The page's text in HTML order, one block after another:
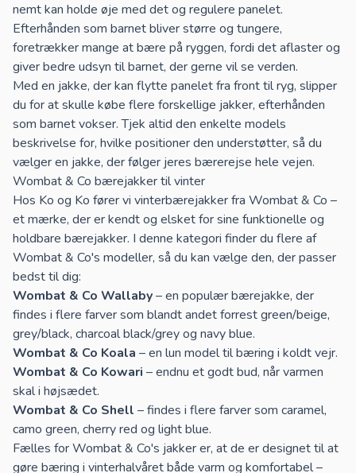
nemt kan holde øje med det og regulere panelet.
Efterhånden som barnet bliver større og tungere,
foretrækker mange at bære på ryggen, fordi det aflaster og
giver bedre udsyn til barnet, der gerne vil se verden.
Med en jakke, der kan flytte panelet fra front til ryg, slipper
du for at skulle købe flere forskellige jakker, efterhånden
som barnet vokser. Tjek altid den enkelte models
beskrivelse for, hvilke positioner den understøtter, så du
vælger en jakke, der følger jeres bærerejse hele vejen.
Wombat & Co bærejakker til vinter
Hos Ko og Ko fører vi vinterbærejakker fra Wombat & Co –
et mærke, der er kendt og elsket for sine funktionelle og
holdbare bærejakker. I denne kategori finder du flere af
Wombat & Co's modeller, så du kan vælge den, der passer
bedst til dig:
Wombat & Co Wallaby– en populær bærejakke, der
findes i flere farver som blandt andet forrest green/beige,
grey/black, charcoal black/grey og navy blue.
Wombat & Co Koala – en lun model til bæring i koldt vejr.
Wombat & Co Kowari – endnu et godt bud, når varmen
skal i højsædet.
Wombat & Co Shell – findes i flere farver som caramel,
camo green, cherry red og light blue.
Fælles for Wombat & Co's jakker er, at de er designet til at
gøre bæring i vinterhalvåret både varm og komfortabel –